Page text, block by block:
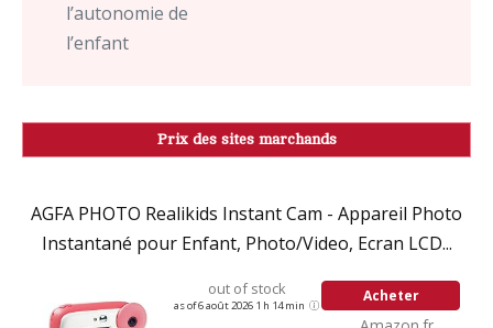
l’autonomie de
l’enfant
Prix des sites marchands
AGFA PHOTO Realikids Instant Cam - Appareil Photo
Instantané pour Enfant, Photo/Video, Ecran LCD...
out of stock
as of 6 août 2026 1 h 14 min
Acheter